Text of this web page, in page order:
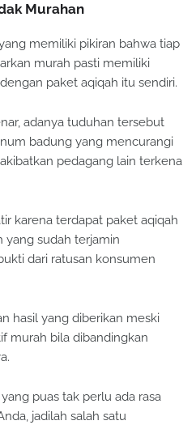
Murahan
memiliki pikiran bahwa tiap
murah pasti memiliki
paket aqiqah itu sendiri.
adanya tuduhan tersebut
badung yang mencurangi
pedagang lain terkena
karena terdapat paket aqiqah
yang sudah terjamin
dari ratusan konsumen
hasil yang diberikan meski
murah bila dibandingkan
puas tak perlu ada rasa
jadilah salah satu